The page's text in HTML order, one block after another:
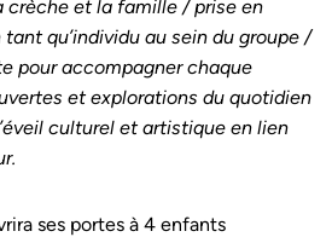
crèche et la famille / prise en
qu’individu au sein du groupe /
pour accompagner chaque
et explorations du quotidien
culturel et artistique en lien
ses portes à 4 enfants